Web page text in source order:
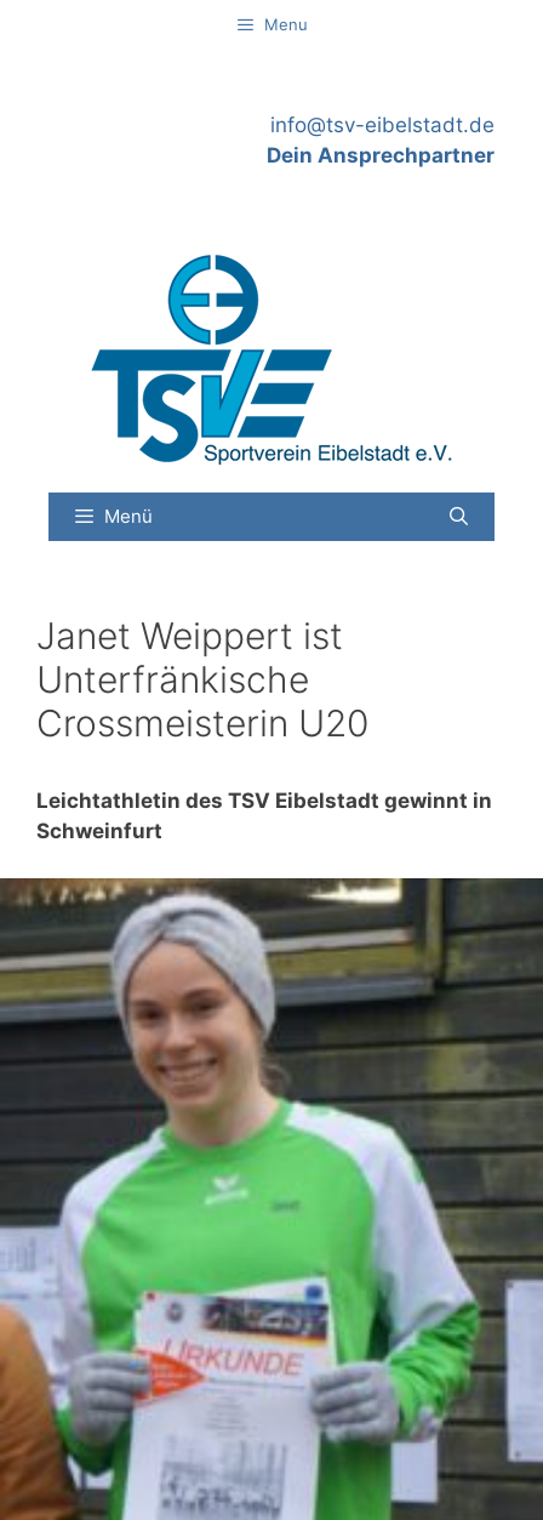
Menu
info@tsv-eibelstadt.de
Dein Ansprechpartner
Menü
Janet Weippert ist
Unterfränkische
Crossmeisterin U20
Leichtathletin des TSV Eibelstadt gewinnt in
Schweinfurt